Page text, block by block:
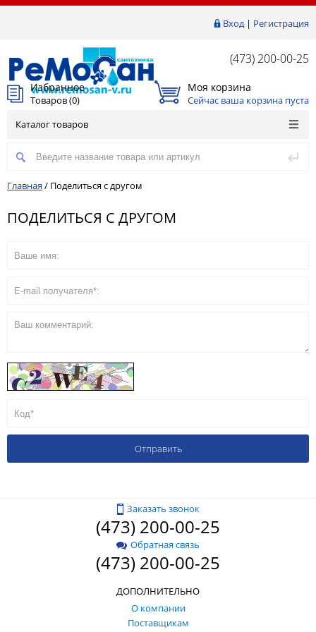
Вход| Регистрация
(473) 200-00-25
Избранное
Товаров (0)
Моя корзина
Сейчас ваша корзина пуста
Каталог товаров
Главная / Поделиться с другом
ПОДЕЛИТЬСЯ С ДРУГОМ
Заказать звонок
(473) 200-00-25
Обратная связь
(473) 200-00-25
ДОПОЛНИТЕЛЬНО
О компании
Поставщикам